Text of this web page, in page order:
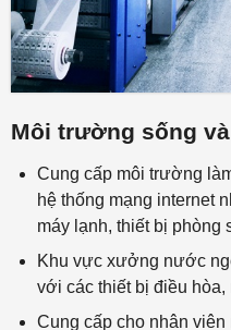
Môi trường sống
Cung cấp môi trường
hệ thống mạng internet
máy lạnh, thiết bị phòng
Khu vực xưởng nước
với các thiết bị điều hòa,
Cung cấp cho nhân